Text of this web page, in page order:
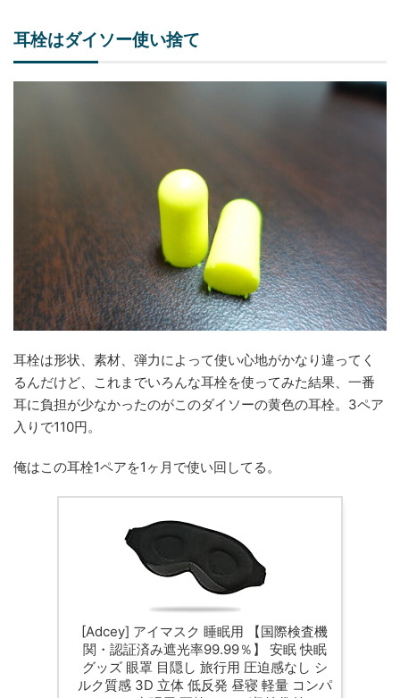
耳栓はダイソー使い捨て
耳栓は形状、素材、弾力によって使い心地がかなり違ってく
るんだけど、これまでいろんな耳栓を使ってみた結果、一番
耳に負担が少なかったのがこのダイソーの黄色の耳栓。3ペア
入りで110円。
俺はこの耳栓1ペアを1ヶ月で使い回してる。
[Adcey] アイマスク 睡眠用 【国際検査機
関・認証済み遮光率99.99％】 安眠 快眠
グッズ 眼罩 目隠し 旅行用 圧迫感なし シ
ルク質感 3D 立体 低反発 昼寝 軽量 コンパ